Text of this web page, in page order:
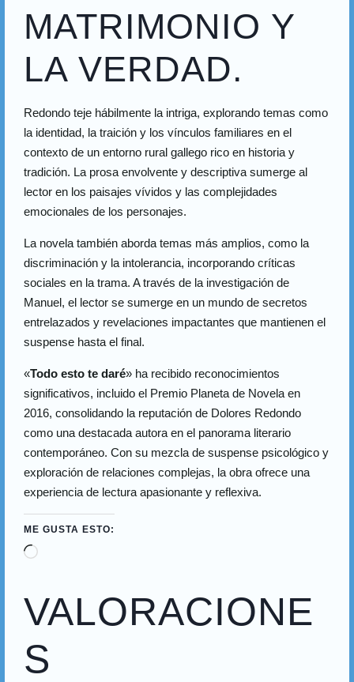
MATRIMONIO Y
LA VERDAD.
Redondo teje hábilmente la intriga, explorando temas como
la identidad, la traición y los vínculos familiares en el
contexto de un entorno rural gallego rico en historia y
tradición. La prosa envolvente y descriptiva sumerge al
lector en los paisajes vívidos y las complejidades
emocionales de los personajes.
La novela también aborda temas más amplios, como la
discriminación y la intolerancia, incorporando críticas
sociales en la trama. A través de la investigación de
Manuel, el lector se sumerge en un mundo de secretos
entrelazados y revelaciones impactantes que mantienen el
suspense hasta el final.
«Todo esto te daré» ha recibido reconocimientos
significativos, incluido el Premio Planeta de Novela en
2016, consolidando la reputación de Dolores Redondo
como una destacada autora en el panorama literario
contemporáneo. Con su mezcla de suspense psicológico y
exploración de relaciones complejas, la obra ofrece una
experiencia de lectura apasionante y reflexiva.
ME GUSTA ESTO:
VALORACIONE
S